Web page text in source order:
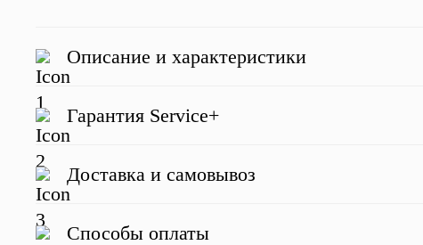
Описание и характеристики
Гарантия Service+
Доставка и самовывоз
Способы оплаты
Отзывы о нас